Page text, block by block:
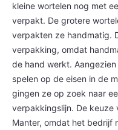
kleine wortelen nog met
verpakt. De grotere
verpakten ze handmatig.
verpakking, omdat
de hand werkt.
spelen op de eisen in de
gingen ze op zoek naar
verpakkingslijn. De keuze
Manter, omdat het bedrijf